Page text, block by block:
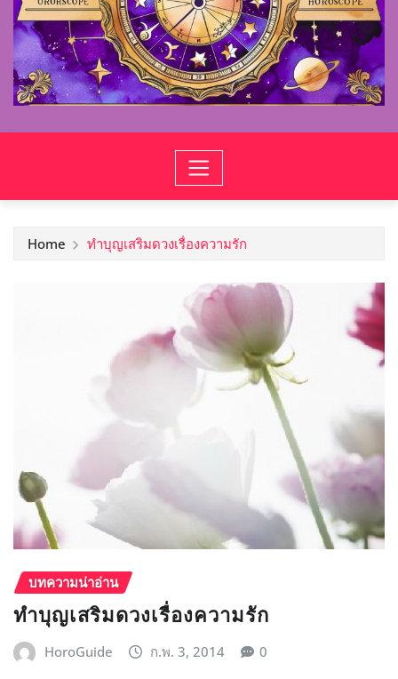
Home ทำบุญเสริมดวงเรื่องความรัก
บทความน่าอ่าน
ทำบุญเสริมดวงเรื่องความรัก
HoroGuide ก.พ. 3, 2014 0